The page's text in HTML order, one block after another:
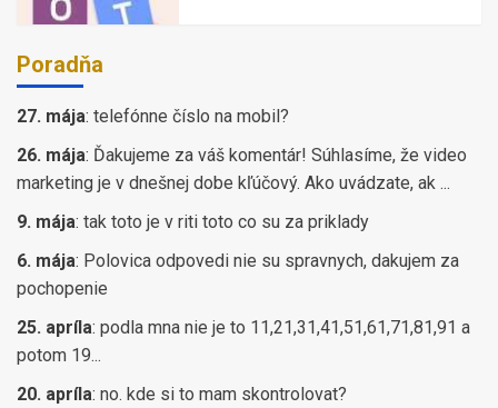
Poradňa
27. mája: telefónne číslo na mobil?
26. mája: Ďakujeme za váš komentár! Súhlasíme, že video
marketing je v dnešnej dobe kľúčový. Ako uvádzate, ak ...
9. mája: tak toto je v riti toto co su za priklady
6. mája: Polovica odpovedi nie su spravnych, dakujem za
pochopenie
25. apríla: podla mna nie je to 11,21,31,41,51,61,71,81,91 a
potom 19...
20. apríla: no. kde si to mam skontrolovat?